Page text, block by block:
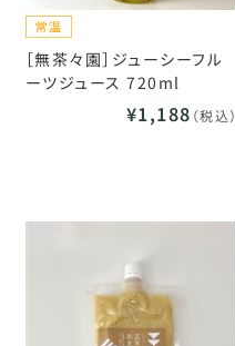
［無茶々園］ジューシーフル
ーツジュース 720ml
¥1,188 （税込）